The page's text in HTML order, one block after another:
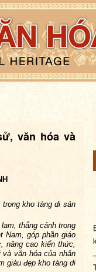
văn hóa và
kho tàng di sản
thắng cảnh trong
Nam, góp phần giáo
nâng cao kiến thức,
văn hóa của nhân
giàu đẹp kho tàng di